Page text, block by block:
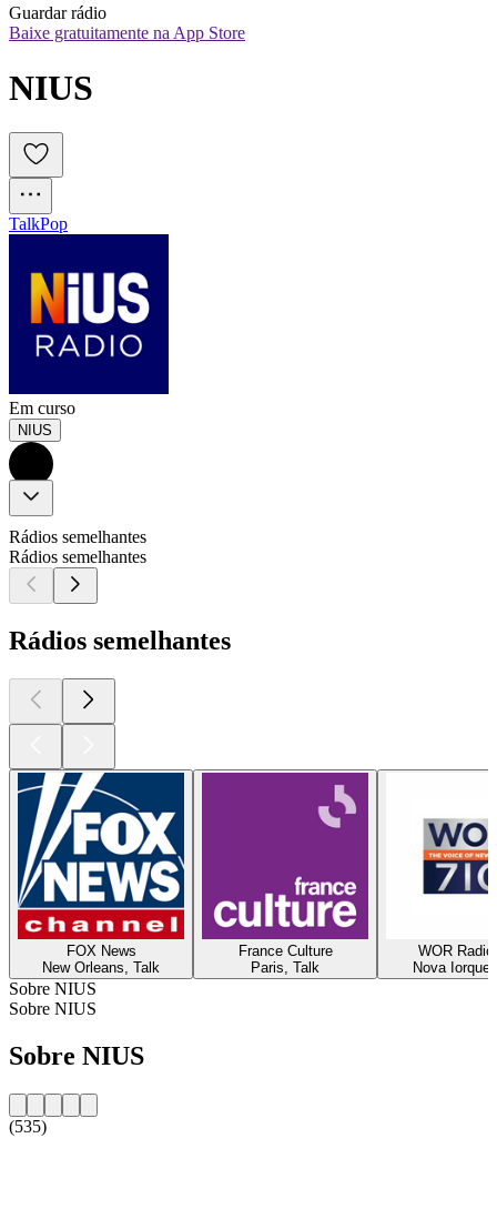
Guardar rádio
Baixe gratuitamente na App Store
NIUS
TalkPop
Em curso
NIUS
Rádios semelhantes
Rádios semelhantes
Rádios semelhantes
FOX News
New Orleans, Talk
France Culture
Paris, Talk
WOR Radio
Nova
Sobre NIUS
Sobre NIUS
Sobre NIUS
(535)